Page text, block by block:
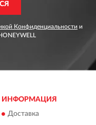
Конфиденциальности и
ИНФОРМАЦИЯ
Доставка